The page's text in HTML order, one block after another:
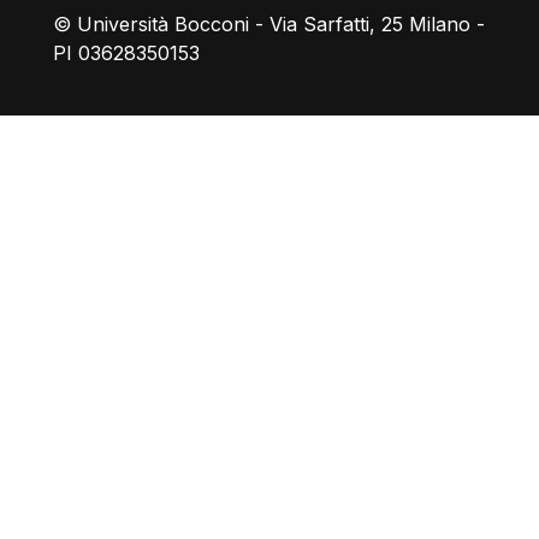
© Università Bocconi - Via Sarfatti, 25 Milano -
PI 03628350153